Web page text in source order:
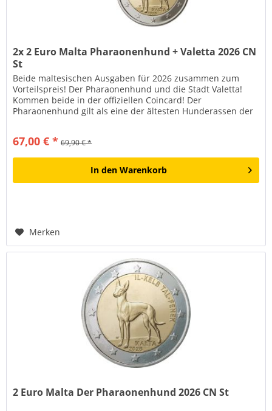
2x 2 Euro Malta Pharaonenhund + Valetta 2026 CN
St
Beide maltesischen Ausgaben für 2026 zusammen zum
Vorteilspreis! Der Pharaonenhund und die Stadt Valetta!
Kommen beide in der offiziellen Coincard! Der
Pharaonenhund gilt als eine der ältesten Hunderassen der
67,00 € * 69,90 € *
In den Warenkorb
Merken
2 Euro Malta Der Pharaonenhund 2026 CN St